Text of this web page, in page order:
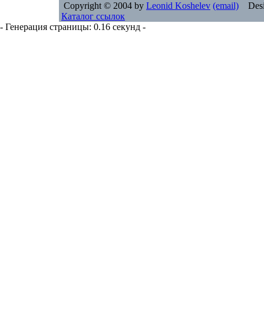
Copyright © 2004 by Leonid Koshelev (email)
Каталог ссылок
- Генерация страницы: 0.16 секунд -